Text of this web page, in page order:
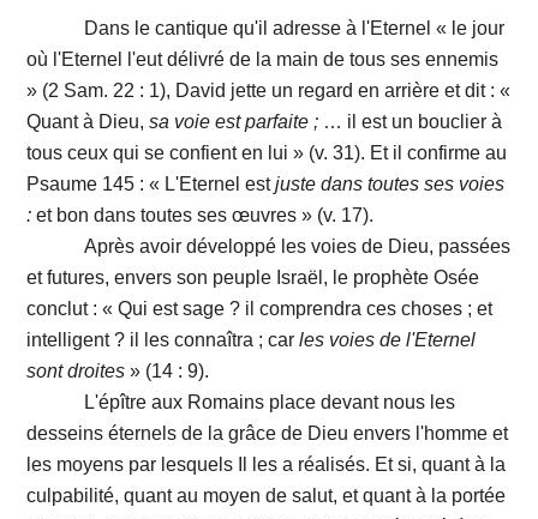
Dans le cantique qu'il adresse à l'Eternel « le jour
où l'Eternel l'eut délivré de la main de tous ses ennemis
» (2 Sam. 22 : 1), David jette un regard en arrière et dit : «
Quant à Dieu,sa voie est parfaite ; … il est un bouclier à
tous ceux qui se confient en lui » (v. 31). Et il confirme au
Psaume 145 : « L'Eternel estjuste dans toutes ses voies
: et bon dans toutes ses œuvres » (v. 17).
Après avoir développé les voies de Dieu, passées
et futures, envers son peuple Israël, le prophète Osée
conclut : « Qui est sage ? il comprendra ces choses ; et
intelligent ? il les connaîtra ; carles voies de l'Eternel
sont droites» (14 : 9).
L'épître aux Romains place devant nous les
desseins éternels de la grâce de Dieu envers l'homme et
les moyens par lesquels Il les a réalisés. Et si, quant à la
culpabilité, quant au moyen de salut, et quant à la portée